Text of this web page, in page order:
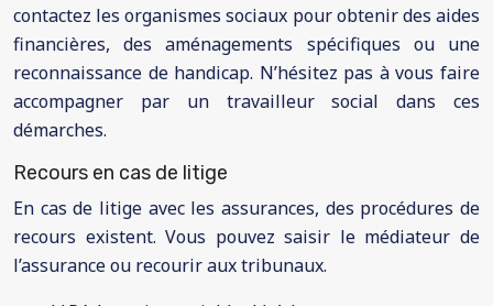
contactez les organismes sociaux pour obtenir des aides
financières, des aménagements spécifiques ou une
reconnaissance de handicap. N’hésitez pas à vous faire
accompagner par un travailleur social dans ces
démarches.
Recours en cas de litige
En cas de litige avec les assurances, des procédures de
recours existent. Vous pouvez saisir le médiateur de
l’assurance ou recourir aux tribunaux.